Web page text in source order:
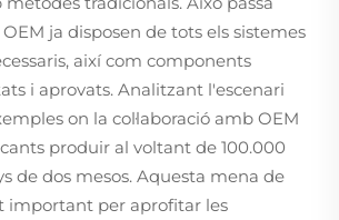
ja disposen de tots els sistemes
així com components
i aprovats. Analitzant l'escenari
on la col·laboració amb OEM
produir al voltant de 100.000
de dos mesos. Aquesta mena de
important per aprofitar les